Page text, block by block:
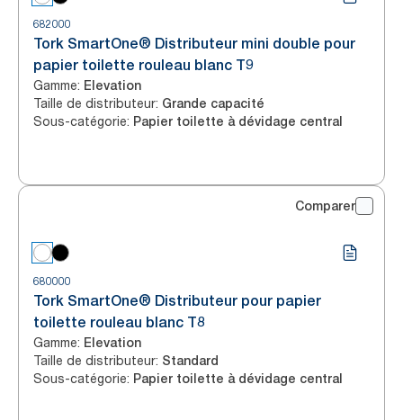
682000
Tork SmartOne® Distributeur mini double pour
papier toilette rouleau blanc T9
Gamme: Elevation
Taille de distributeur: Grande capacité
Sous-catégorie: Papier toilette à dévidage central
Comparer
680000
Tork SmartOne® Distributeur pour papier
toilette rouleau blanc T8
Gamme: Elevation
Taille de distributeur: Standard
Sous-catégorie: Papier toilette à dévidage central